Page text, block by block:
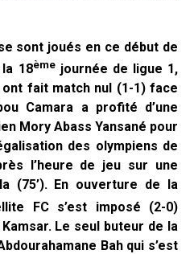
sont joués en ce début de
18èmejournée de ligue 1,
ont fait match nul (1-1) face
Camara a profité d’une
Mory Abass Yansané pour
des olympiens de
l’heure de jeu sur une
(75’). En ouverture de la
FC s’est imposé (2-0)
Le seul buteur de la
Bah qui s’est